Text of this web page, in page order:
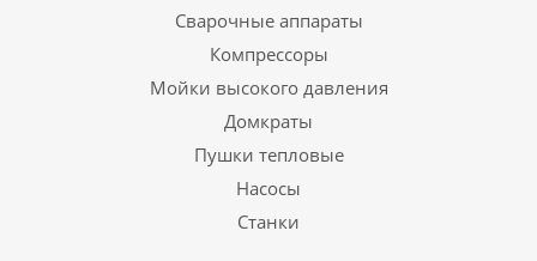
Сварочные аппараты
Компрессоры
Мойки высокого давления
Домкраты
Пушки тепловые
Насосы
Станки